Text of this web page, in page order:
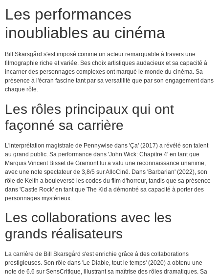
Les performances
inoubliables au cinéma
Bill Skarsgård s'est imposé comme un acteur remarquable à travers une
filmographie riche et variée. Ses choix artistiques audacieux et sa capacité à
incarner des personnages complexes ont marqué le monde du cinéma. Sa
présence à l'écran fascine tant par sa versatilité que par son engagement dans
chaque rôle.
Les rôles principaux qui ont
façonné sa carrière
L'interprétation magistrale de Pennywise dans 'Ça' (2017) a révélé son talent
au grand public. Sa performance dans 'John Wick: Chapitre 4' en tant que
Marquis Vincent Bisset de Gramont lui a valu une reconnaissance unanime,
avec une note spectateur de 3,8/5 sur AlloCiné. Dans 'Barbarian' (2022), son
rôle de Keith a bouleversé les codes du film d'horreur, tandis que sa présence
dans 'Castle Rock' en tant que The Kid a démontré sa capacité à porter des
personnages mystérieux.
Les collaborations avec les
grands réalisateurs
La carrière de Bill Skarsgård s'est enrichie grâce à des collaborations
prestigieuses. Son rôle dans 'Le Diable, tout le temps' (2020) a obtenu une
note de 6.6 sur SensCritique, illustrant sa maîtrise des rôles dramatiques. Sa